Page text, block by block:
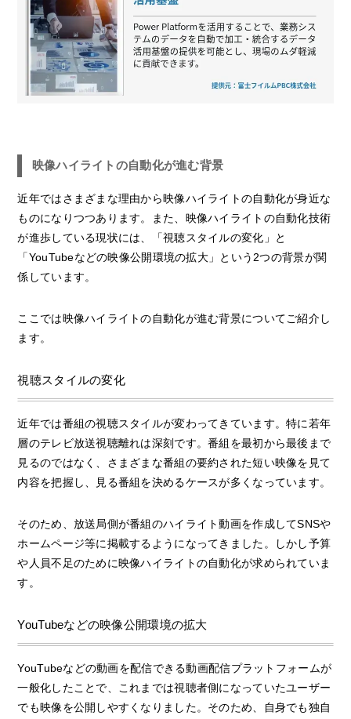
映像ハイライトの自動化が進む背景
近年ではさまざまな理由から映像ハイライトの自動化が身近な
ものになりつつあります。また、映像ハイライトの自動化技術
が進歩している現状には、「視聴スタイルの変化」と
「YouTubeなどの映像公開環境の拡大」という2つの背景が関
係しています。
ここでは映像ハイライトの自動化が進む背景についてご紹介し
ます。
視聴スタイルの変化
近年では番組の視聴スタイルが変わってきています。特に若年
層のテレビ放送視聴離れは深刻です。番組を最初から最後まで
見るのではなく、さまざまな番組の要約された短い映像を見て
内容を把握し、見る番組を決めるケースが多くなっています。
そのため、放送局側が番組のハイライト動画を作成してSNSや
ホームページ等に掲載するようになってきました。しかし予算
や人員不足のために映像ハイライトの自動化が求められていま
す。
YouTubeなどの映像公開環境の拡大
YouTubeなどの動画を配信できる動画配信プラットフォームが
一般化したことで、これまでは視聴者側になっていたユーザー
でも映像を公開しやすくなりました。そのため、自身でも独自